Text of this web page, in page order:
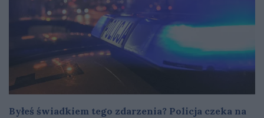
Byłeś świadkiem tego zdarzenia? Policja czeka na